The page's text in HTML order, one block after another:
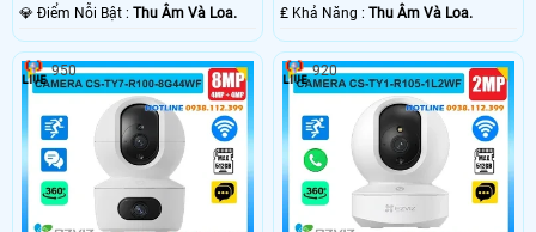
️💎 Điểm Nỗi Bật : Thu Âm Và Loa.
️₤ Khả Năng :Thu Âm Và Loa.
950 920